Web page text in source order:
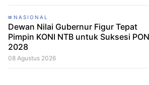
NASIONAL
Dewan Nilai Gubernur Figur Tepat
Pimpin KONI NTB untuk Suksesi PON
2028
08 Agustus 2026